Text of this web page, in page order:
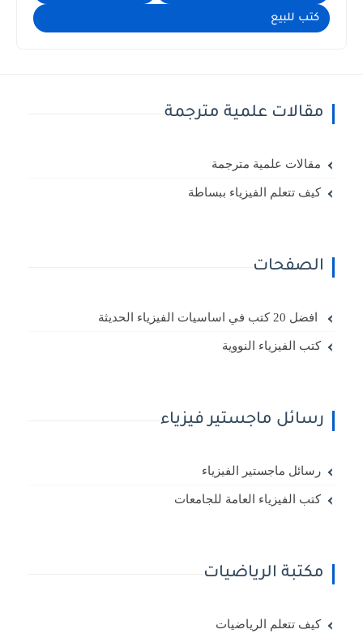
كتب للبيع
مقالات علمية مترجمة
مقالات علمية مترجمة
كيف تتعلم الفيزياء ببساطة
الصفحات
افضل 20 كتب في اساسيات الفيزياء الحديثة
كتب الفيزياء النووية
رسائل ماجستير فيزياء
رسائل ماجستير الفيزياء
كتب الفيزياء العامة للجامعات
مكتبة الرياضيات
كيف تتعلم الرياضيات